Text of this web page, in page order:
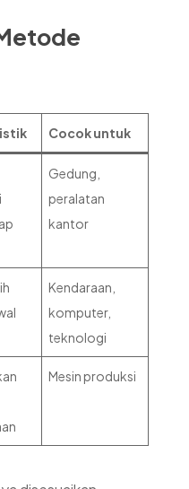
Cocok untuk
Gedung,
peralatan
kantor
Kendaraan,
komputer,
teknologi
Mesin produksi